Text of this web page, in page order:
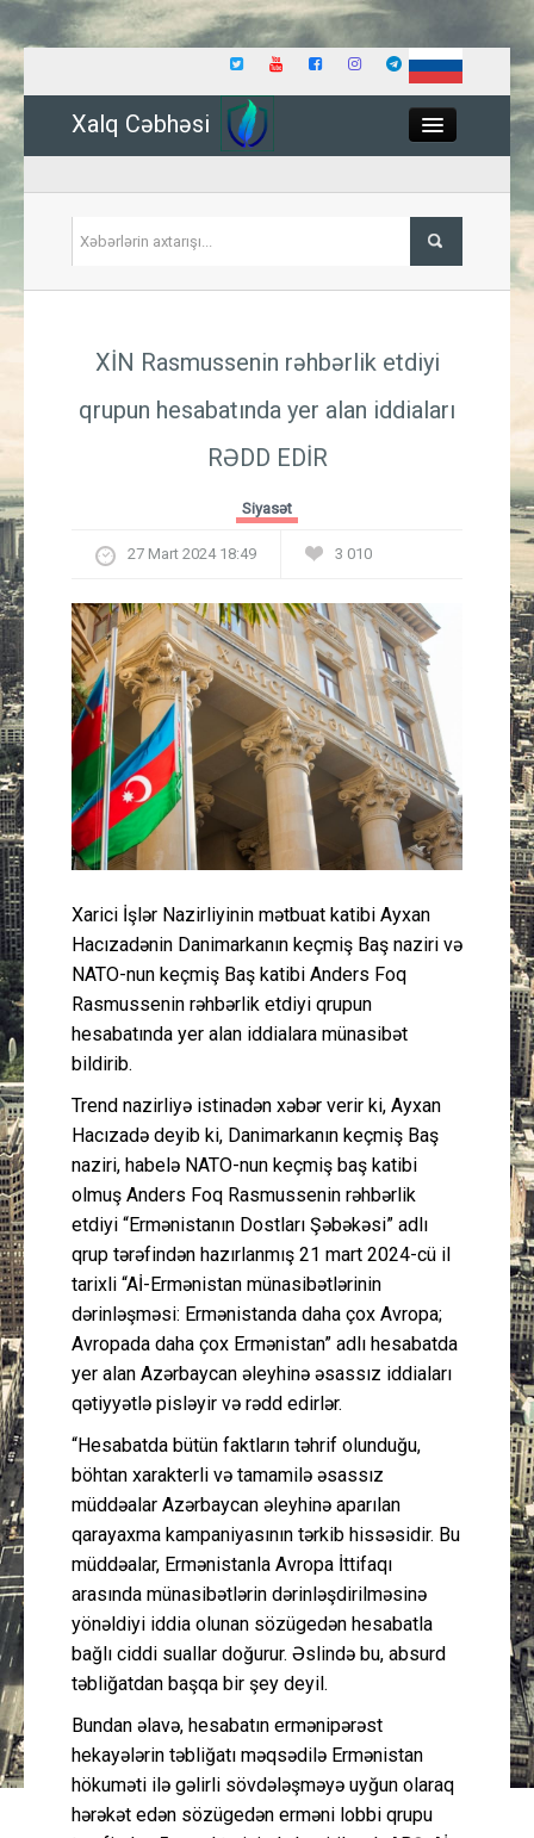
Xalq Cəbhəsi
İqtisadiyyat
Güney Azərbaycan
Mədəniyyət
Müsahibə
İdman
Layihə
Gündəm
Cəmiyyət
Peşə etikası
XİN Rasmussenin rəhbərlik etdiyi
qrupun hesabatında yer alan iddiaları
RƏDD EDİR
Siyasət
27 Mart 2024 18:49 3 010
Xarici İşlər Nazirliyinin mətbuat katibi Ayxan
Hacızadənin Danimarkanın keçmiş Baş naziri və
NATO-nun keçmiş Baş katibi Anders Foq
Rasmussenin rəhbərlik etdiyi qrupun
hesabatında yer alan iddialara münasibət
bildirib.
Trend nazirliyə istinadən xəbər verir ki, Ayxan
Hacızadə deyib ki, Danimarkanın keçmiş Baş
naziri, habelə NATO-nun keçmiş baş katibi
olmuş Anders Foq Rasmussenin rəhbərlik
etdiyi “Ermənistanın Dostları Şəbəkəsi” adlı
qrup tərəfindən hazırlanmış 21 mart 2024-cü il
tarixli “Aİ-Ermənistan münasibətlərinin
dərinləşməsi: Ermənistanda daha çox Avropa;
Avropada daha çox Ermənistan” adlı hesabatda
yer alan Azərbaycan əleyhinə əsassız iddiaları
qətiyyətlə pisləyir və rədd edirlər.
“Hesabatda bütün faktların təhrif olunduğu,
böhtan xarakterli və tamamilə əsassız
müddəalar Azərbaycan əleyhinə aparılan
qarayaxma kampaniyasının tərkib hissəsidir. Bu
müddəalar, Ermənistanla Avropa İttifaqı
arasında münasibətlərin dərinləşdirilməsinə
yönəldiyi iddia olunan sözügedən hesabatla
bağlı ciddi suallar doğurur. Əslində bu, absurd
təbliğatdan başqa bir şey deyil.
Bundan əlavə, hesabatın ermənipərəst
hekayələrin təbliğatı məqsədilə Ermənistan
hökuməti ilə gəlirli sövdələşməyə uyğun olaraq
hərəkət edən sözügedən erməni lobbi qrupu